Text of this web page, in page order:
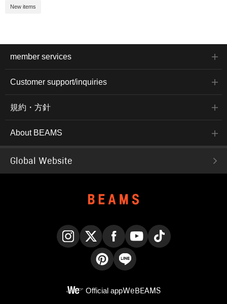
New items
member services
Customer support/inquiries
規約・方針
About BEAMS
Global Website
Official appWeBEAMS